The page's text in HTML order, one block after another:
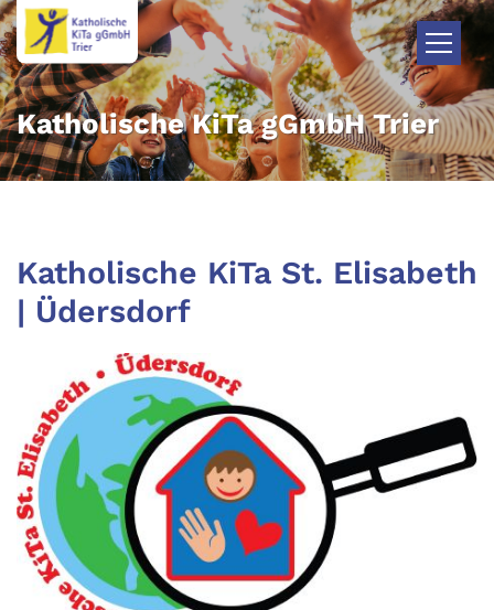
Zum Inhalt springen
Katholische KiTa gGmbH Trier
Katholische KiTa St. Elisabeth
| Üdersdorf